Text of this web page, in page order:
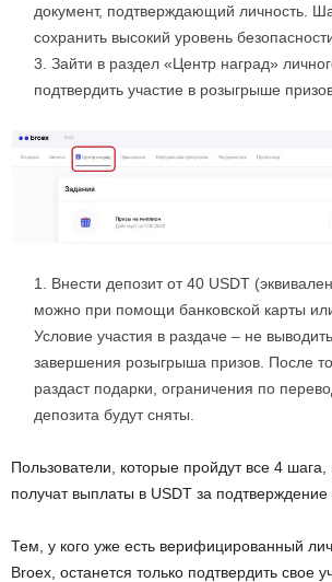
документ, подтверждающий личность.
сохранить высокий уровень
Зайти в раздел «Центр наград»
подтвердить участие в розыгрыше
Внести депозит от 40 USDT
можно при помощи банковской карты
Условие участия в раздаче – не
завершения розыгрыша призов. После
раздаст подарки, ограничения по
депозита будут сняты.
Пользователи, которые пройдут все 4 шага,
получат выплаты в USDT за подтверждение
Тем, у кого уже есть верифицированный
Broex, останется только подтвердить свое